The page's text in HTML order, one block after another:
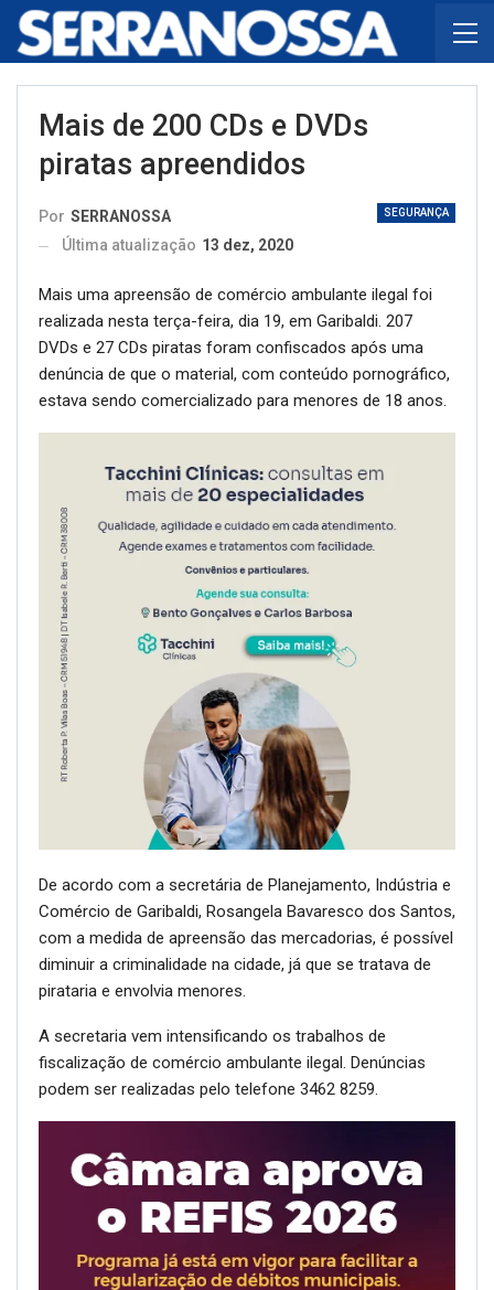
Mais de 200 CDs e DVDs
piratas apreendidos
SEGURANÇA
Por SERRANOSSA
Última atualização 13 dez, 2020
Mais uma apreensão de comércio ambulante ilegal foi
realizada nesta terça-feira, dia 19, em Garibaldi. 207
DVDs e 27 CDs piratas foram confiscados após uma
denúncia de que o material, com conteúdo pornográfico,
estava sendo comercializado para menores de 18 anos.
De acordo com a secretária de Planejamento, Indústria e
Comércio de Garibaldi, Rosangela Bavaresco dos Santos,
com a medida de apreensão das mercadorias, é possível
diminuir a criminalidade na cidade, já que se tratava de
pirataria e envolvia menores.
A secretaria vem intensificando os trabalhos de
fiscalização de comércio ambulante ilegal. Denúncias
podem ser realizadas pelo telefone 3462 8259.